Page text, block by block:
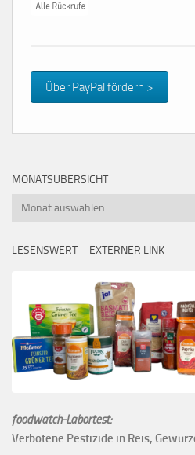
Über PayPal fördern >
MONATSÜBERSICHT
Monatsübersicht
LESENSWERT – EXTERNER LINK
foodwatch-Labortest:
Verbotene Pestizide in Reis,